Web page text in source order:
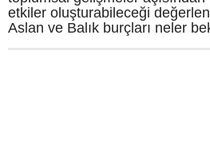
etkiler oluşturabileceği
Aslan ve Balık burçları neler